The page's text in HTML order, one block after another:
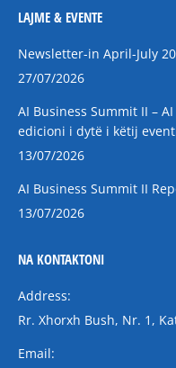
LAJME & EVENTE
Newsletter-in April-July
27/07/2026
AI Business Summit II –
edicioni i dytë i këtij
13/07/2026
AI Business Summit II
13/07/2026
NA KONTAKTONI
Address:
Rr. Xhorxh Bush, Nr. 1,
Email: